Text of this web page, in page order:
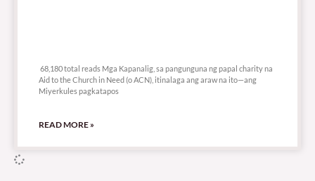
68,180 total reads Mga Kapanalig, sa pangunguna ng papal charity na
Aid to the Church in Need (o ACN), itinalaga ang araw na ito—ang
Miyerkules pagkatapos
READ MORE »